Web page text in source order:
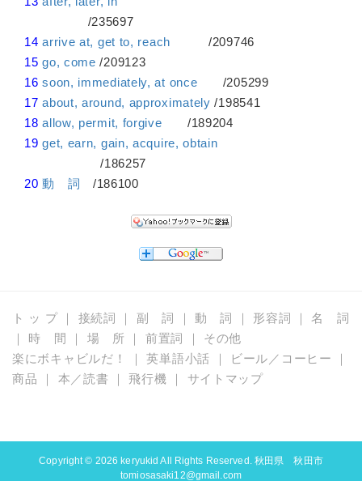
/235697
14 arrive at, get to, reach /209746
15 go, come /209123
16 soon, immediately, at once /205299
17 about, around, approximately /198541
18 allow, permit, forgive /189204
19 get, earn, gain, acquire, obtain
/186257
20 動 詞 /186100
ト ッ プ｜ 接続詞 ｜ 副 詞 ｜ 動 詞 ｜ 形容詞 ｜名 詞
｜ 時 間 ｜ 場 所 ｜ 前置詞 ｜ その他
楽にボキャビルだ！
｜英単語小話 ｜ ビール／コーヒー ｜
商品 ｜ 本／読書 ｜ 飛行機 ｜ サイトマップ
Copyright © 2026 keryukid All Rights Reserved. 秋田県 秋田市
tomiosasaki12@gmail.com